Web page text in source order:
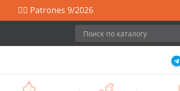
🙋‍♀️ Patrones 9/2026